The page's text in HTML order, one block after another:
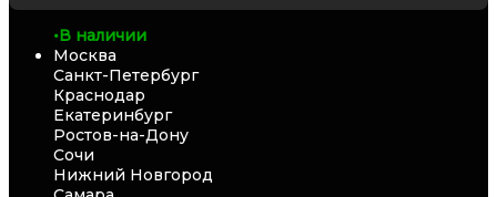
•В наличии
Москва
Санкт-Петербург
Краснодар
Екатеринбург
Ростов-на-Дону
Сочи
Нижний Новгород